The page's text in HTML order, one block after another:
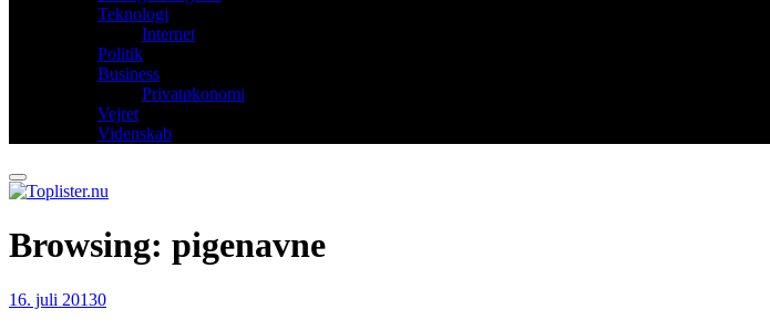
Teknologi
Internet
Politik
Business
Privatøkonomi
Vejret
Videnskab
Browsing: pigenavne
16. juli 20130